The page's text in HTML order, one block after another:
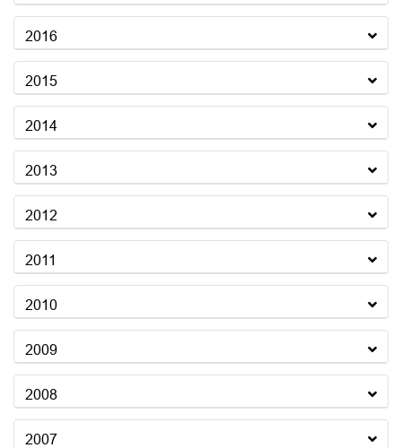
2016
2015
2014
2013
2012
2011
2010
2009
2008
2007